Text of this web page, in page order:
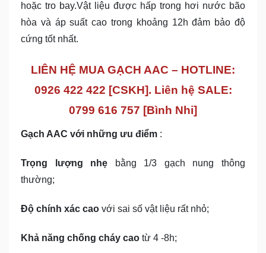
hoặc tro bay.Vật liệu được hấp trong hơi nước bão
hòa và áp suất cao trong khoảng 12h đảm bảo độ
cứng tốt nhất.
LIÊN HỆ MUA GẠCH AAC – HOTLINE:
0926 422 422 [CSKH]. Liên hệ SALE:
0799 616 757 [Bình Nhi]
Gạch AAC với những ưu điểm :
Trọng lượng nhẹ
bằng 1/3 gạch nung thông
thường;
Độ chính xác cao với sai số vật liệu rất nhỏ;
Khả năng chống cháy cao từ 4 -8h;